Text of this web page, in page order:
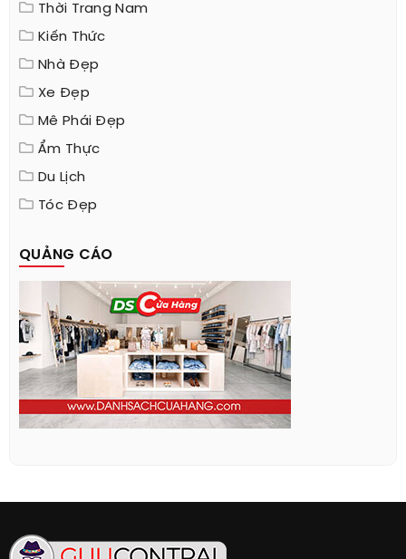
Thời Trang Nam
Kiến Thức
Nhà Đẹp
Xe Đẹp
Mê Phái Đẹp
Ẩm Thực
Du Lịch
Tóc Đẹp
QUẢNG CÁO